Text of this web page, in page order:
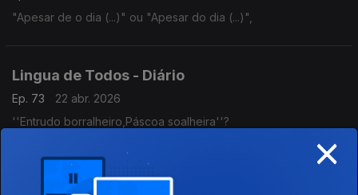
"Apesar de o dia (...)" ou "Apesar do dia (...)",
Lingua de Todos - Diário
Ep. 73
22 abr. 2026
''Entrudo borralheiro,Páscoa soalheira''?
Lingua de Todos - Diário
×